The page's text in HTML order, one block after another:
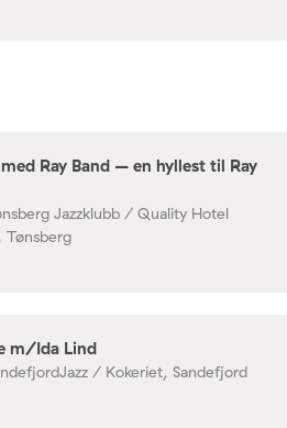
Ray Band – en hyllest til Ray
Jazzklubb / Quality Hotel
Tønsberg
m/Ida Lind
/ Kokeriet, Sandefjord